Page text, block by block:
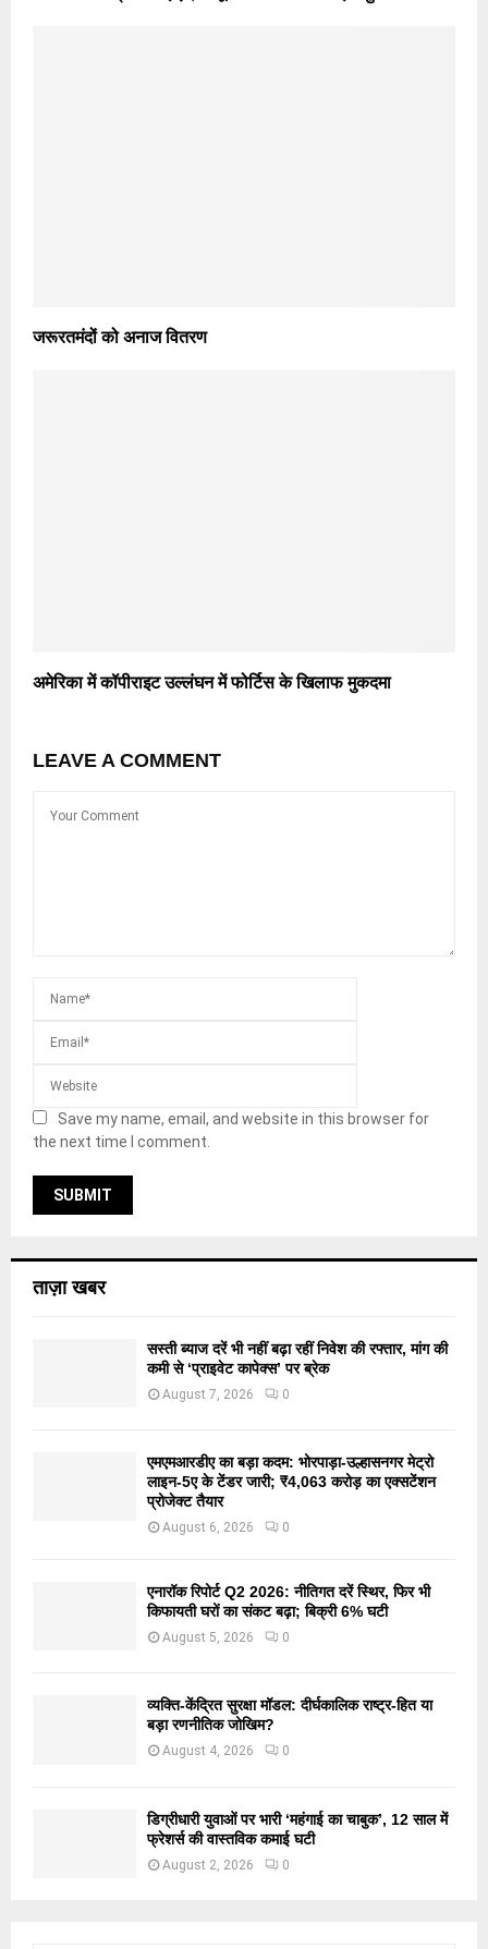
जरूरतमंदों को अनाज वितरण
अमेरिका में कॉपीराइट उल्लंघन में फोर्टिस के खिलाफ मुकदमा
LEAVE A COMMENT
Save my name, email, and website in this browser for
the next time I comment.
ताज़ा खबर
सस्ती ब्याज दरें भी नहीं बढ़ा रहीं निवेश की रफ्तार, मांग की
कमी से ‘प्राइवेट कापेक्स’ पर ब्रेक
August 7, 2026 0
एमएमआरडीए का बड़ा कदम: भोरपाड़ा-उल्हासनगर मेट्रो
लाइन-5ए के टेंडर जारी; ₹4,063 करोड़ का एक्सटेंशन
प्रोजेक्ट तैयार
August 6, 2026 0
एनारॉक रिपोर्ट Q2 2026: नीतिगत दरें स्थिर, फिर भी
किफायती घरों का संकट बढ़ा; बिक्री 6% घटी
August 5, 2026 0
व्यक्ति-केंद्रित सुरक्षा मॉडल: दीर्घकालिक राष्ट्र-हित या
बड़ा रणनीतिक जोखिम?
August 4, 2026 0
डिग्रीधारी युवाओं पर भारी ‘महंगाई का चाबुक’, 12 साल में
फ्रेशर्स की वास्तविक कमाई घटी
August 2, 2026 0